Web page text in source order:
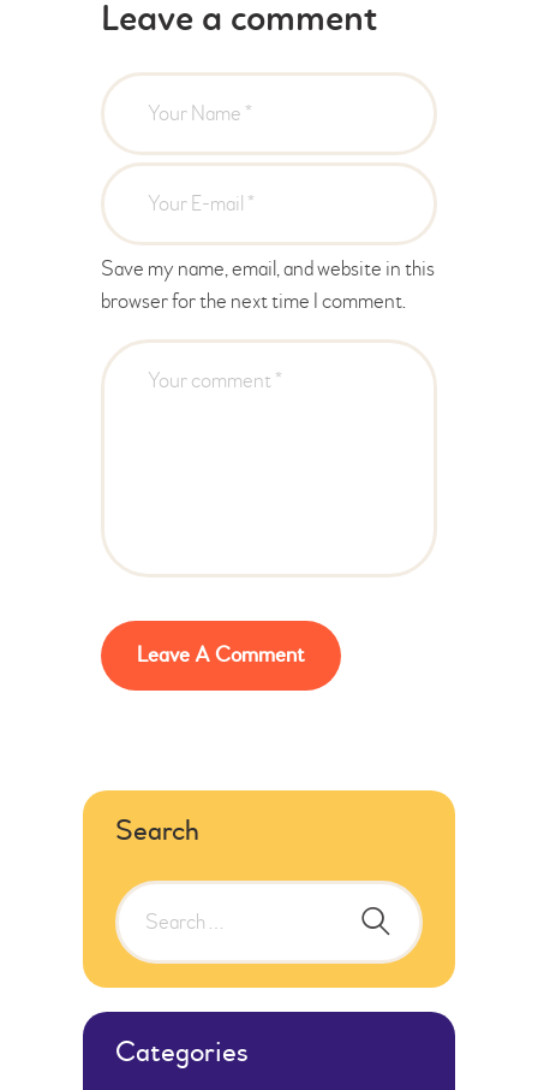
Leave a comment
Save my name, email, and website in this
browser for the next time I comment.
Search
Categories